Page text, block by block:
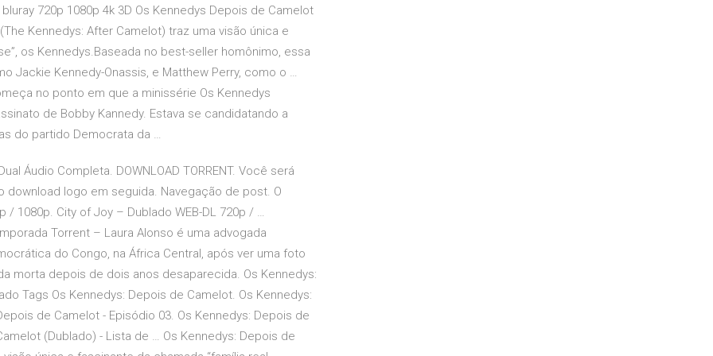
720p 1080p 4k 3D Os Kennedys Depois de Camelot
Kennedys: After Camelot) traz uma visão única e
os Kennedys.Baseada no best-seller homônimo, essa
Jackie Kennedy-Onassis, e Matthew Perry, como o …
no ponto em que a minissérie Os Kennedys
de Bobby Kannedy. Estava se candidatando a
do partido Democrata da …
Áudio Completa. DOWNLOAD TORRENT. Você será
logo em seguida. Navegação de post. O
/ 1080p. City of Joy – Dublado WEB-DL 720p / …
Torrent – Laura Alonso é uma advogada
do Congo, na África Central, após ver uma foto
morta depois de dois anos desaparecida. Os Kennedys:
Tags Os Kennedys: Depois de Camelot. Os Kennedys:
de Camelot - Episódio 03. Os Kennedys: Depois de
(Dublado) - Lista de … Os Kennedys: Depois de